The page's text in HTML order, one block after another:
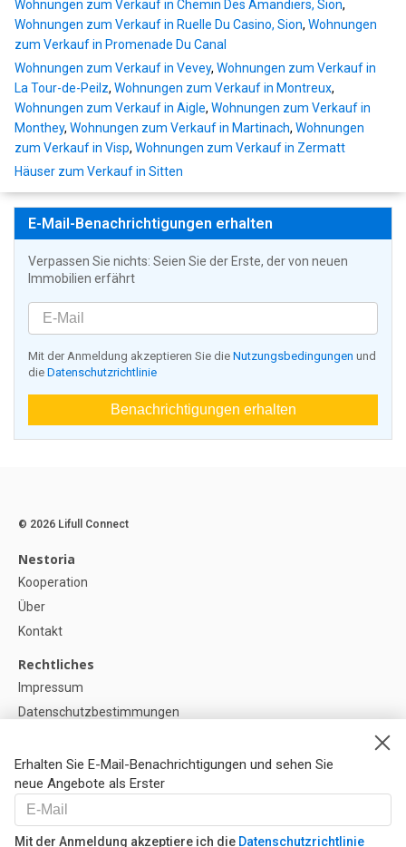
Wohnungen zum Verkauf in Chemin Des Amandiers, Sion,
Wohnungen zum Verkauf in Ruelle Du Casino, Sion, Wohnungen
zum Verkauf in Promenade Du Canal
Wohnungen zum Verkauf in Vevey, Wohnungen zum Verkauf in
La Tour-de-Peilz, Wohnungen zum Verkauf in Montreux,
Wohnungen zum Verkauf in Aigle, Wohnungen zum Verkauf in
Monthey, Wohnungen zum Verkauf in Martinach, Wohnungen
zum Verkauf in Visp, Wohnungen zum Verkauf in Zermatt
Häuser zum Verkauf in Sitten
E-Mail-Benachrichtigungen erhalten
Verpassen Sie nichts: Seien Sie der Erste, der von neuen
Immobilien erfährt
Mit der Anmeldung akzeptieren Sie die Nutzungsbedingungen und
die Datenschutzrichtlinie
Benachrichtigungen erhalten
Erhalten Sie E-Mail-Benachrichtigungen und sehen Sie
neue Angebote als Erster
Mit der Anmeldung akzeptiere ich die Datenschutzrichtlinie
© 2026 Lifull Connect
Nestoria
Kooperation
Über
Kontakt
Rechtliches
Impressum
Datenschutzbestimmungen
Cookie-Einstellunge
Hilfe
FAQ
Unsere Partner